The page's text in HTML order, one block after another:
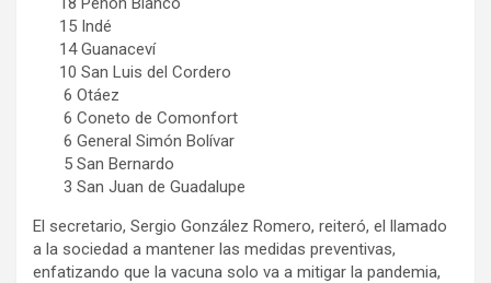
15 Indé
14 Guanaceví
10 San Luis del Cordero
6 Otáez
6 Coneto de Comonfort
6 General Simón Bolívar
5 San Bernardo
3 San Juan de Guadalupe
El secretario, Sergio González Romero, reiteró, el llamado
a la sociedad a mantener las medidas preventivas,
enfatizando que la vacuna solo va a mitigar la pandemia,